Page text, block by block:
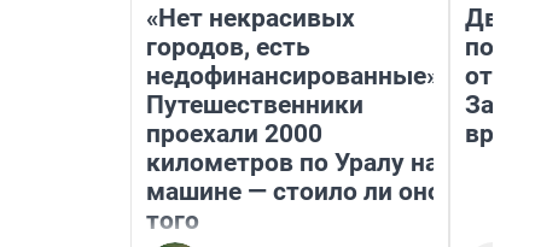
«Нет некрасивых
городов, есть
недофинансированные».
Путешественники
проехали 2000
километров по Уралу на
машине — стоило ли оно
того
Два
от